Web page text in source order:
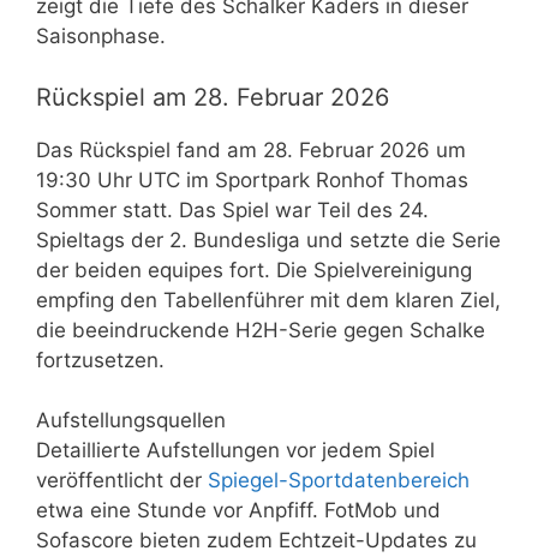
zeigt die Tiefe des Schalker Kaders in dieser
Saisonphase.
Rückspiel am 28. Februar 2026
Das Rückspiel fand am 28. Februar 2026 um
19:30 Uhr UTC im Sportpark Ronhof Thomas
Sommer statt. Das Spiel war Teil des 24.
Spieltags der 2. Bundesliga und setzte die Serie
der beiden equipes fort. Die Spielvereinigung
empfing den Tabellenführer mit dem klaren Ziel,
die beeindruckende H2H-Serie gegen Schalke
fortzusetzen.
Aufstellungsquellen
Detaillierte Aufstellungen vor jedem Spiel
veröffentlicht der Spiegel-Sportdatenbereich
etwa eine Stunde vor Anpfiff. FotMob und
Sofascore bieten zudem Echtzeit-Updates zu